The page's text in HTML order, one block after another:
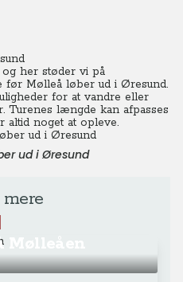
her støder vi på
før Mølleå løber ud i Øresund.
for at vandre eller
Turenes længde kan afpasses
noget at opleve.
ud i Øresund